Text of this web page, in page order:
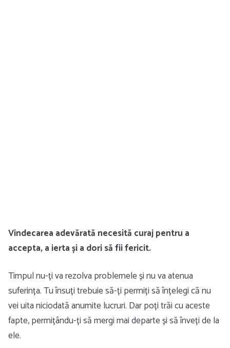
Vindecarea adevărată necesită curaj pentru a
accepta, a ierta și a dori să fii fericit.
Timpul nu-ți va rezolva problemele și nu va atenua
suferința. Tu însuți trebuie să-ți permiți să înțelegi că nu
vei uita niciodată anumite lucruri. Dar poți trăi cu aceste
fapte, permițându-ți să mergi mai departe și să înveți de la
ele.